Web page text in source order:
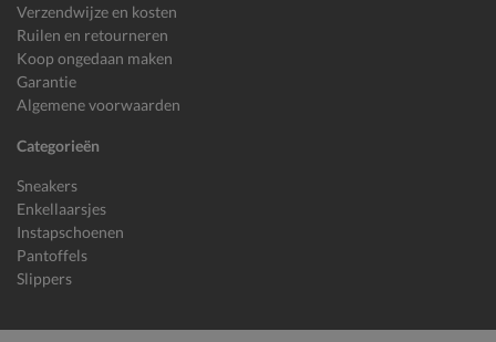
Verzendwijze en kosten
Ruilen en retourneren
Koop ongedaan maken
Garantie
Algemene voorwaarden
Categorieën
Sneakers
Enkellaarsjes
Instapschoenen
Pantoffels
Slippers